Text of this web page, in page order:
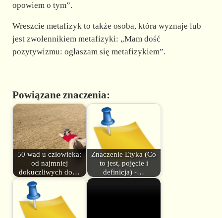
opowiem o tym”.
Wreszcie metafizyk to także osoba, która wyznaje lub
jest zwolennikiem metafizyki: „Mam dość
pozytywizmu: ogłaszam się metafizykiem”.
Powiązane znaczenia:
50 wad u człowieka:
od najmniej
dokuczliwych do…
Znaczenie Etyka (Co
to jest, pojęcie i
definicja) -…